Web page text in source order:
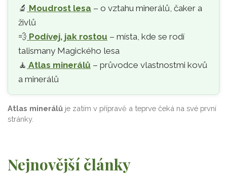
🔬 Moudrost lesa – o vztahu minerálů, čaker a
živlů
💨 Podívej, jak rostou – místa, kde se rodí
talismany Magického lesa
🧘‍ Atlas minerálů – průvodce vlastnostmi kovů
a minerálů
Atlas minerálů je zatím v přípravě a teprve čeká na své první
stránky.
Nejnovější články